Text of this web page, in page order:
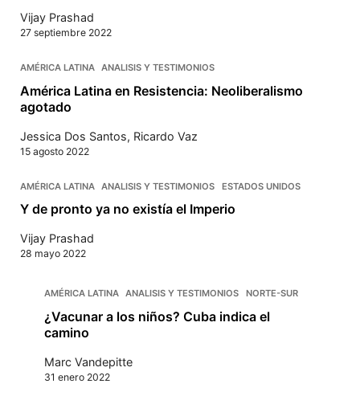
Vijay Prashad
27 septiembre 2022
AMÉRICA LATINA ANALISIS Y TESTIMONIOS
América Latina en Resistencia: Neoliberalismo
agotado
Jessica Dos Santos, Ricardo Vaz
15 agosto 2022
AMÉRICA LATINA ANALISIS Y TESTIMONIOS ESTADOS UNIDOS
Y de pronto ya no existía el Imperio
Vijay Prashad
28 mayo 2022
AMÉRICA LATINA ANALISIS Y TESTIMONIOS NORTE-SUR
¿Vacunar a los niños? Cuba indica el
camino
Marc Vandepitte
31 enero 2022